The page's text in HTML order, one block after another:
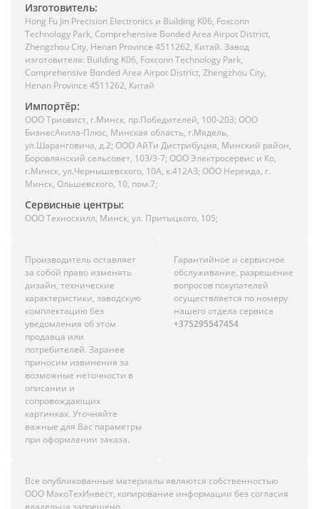
Изготовитель:
Hong Fu Jin Precision Electronics и Building K06, Foxconn
Technology Park, Comprehensive Bonded Area Airpot District,
Zhengzhou City, Henan Province 4511262, Китай. Завод
изготовителя: Building K06, Foxconn Technology Park,
Comprehensive Bonded Area Airpot District, Zhengzhou City,
Henan Province 4511262, Китай
Импортёр:
ООО Триовист, г.Минск, пр.Победителей, 100-203; ООО
БизнесАкила-Плюс, Минская область, г.Мядель,
ул.Шаранговича, д.2; ООО АйТи Дистрибуция, Минский район,
Боровлянский сельсовет, 103/3-7; ООО Электросервис и Ко,
г.Минск, ул.Чернышевского, 10А, к.412АЗ; ООО Нереида, г.
Минск, Ольшевского, 10, пом.7;
Сервисные центры:
ООО Техноскилл, Минск, ул. Притыцкого, 105;
Производитель оставляет
за собой право изменять
дизайн, технические
характеристики, заводскую
комплектацию без
уведомления об этом
продавца или
потребителей. Заранее
приносим извинения за
возможные неточности в
описании и
сопровождающих
картинках. Уточняйте
важные для Вас параметры
при оформлении заказа.
Гарантийное и сервисное
обслуживание, разрешение
вопросов покупателей
осуществляется по номеру
нашего отдела сервиса
+375295547454
Все опубликованные материалы являются собственностью
ООО МакоТехИнвест, копирование информации без согласия
владельца запрещено.